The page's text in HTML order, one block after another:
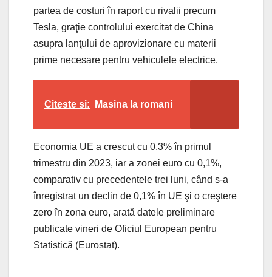
partea de costuri în raport cu rivalii precum
Tesla, graţie controlului exercitat de China
asupra lanţului de aprovizionare cu materii
prime necesare pentru vehiculele electrice.
Citeste si: Masina la romani
Economia UE a crescut cu 0,3% în primul
trimestru din 2023, iar a zonei euro cu 0,1%,
comparativ cu precedentele trei luni, când s-a
înregistrat un declin de 0,1% în UE şi o creştere
zero în zona euro, arată datele preliminare
publicate vineri de Oficiul European pentru
Statistică (Eurostat).